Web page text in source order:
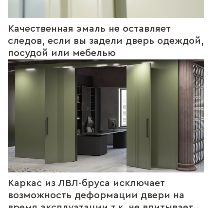
Качественная эмаль не оставляет
следов, если вы задели дверь одеждой,
посудой или мебелью
Каркас из ЛВЛ-бруса исключает
возможность деформации двери на